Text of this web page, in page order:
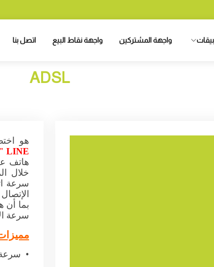
واجهة المشتركين واجهة نقاط البيع اتصل بنا
ADSL
هو
LINE
"
هاتف
خلال
سرعة
بما أن
سرعة
•